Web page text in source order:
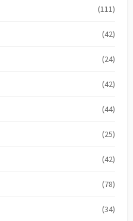
(111)
(42)
(24)
(42)
(44)
(25)
(42)
(78)
(34)